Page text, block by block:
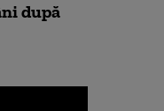
după